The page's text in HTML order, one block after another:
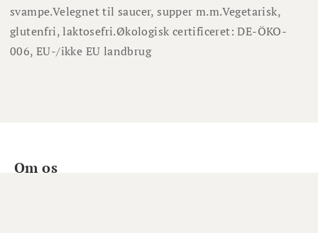
svampe.Velegnet til saucer, supper m.m.Vegetarisk,
glutenfri, laktosefri.Økologisk certificeret: DE-ÖKO-
006, EU-/ikke EU landbrug
Om os